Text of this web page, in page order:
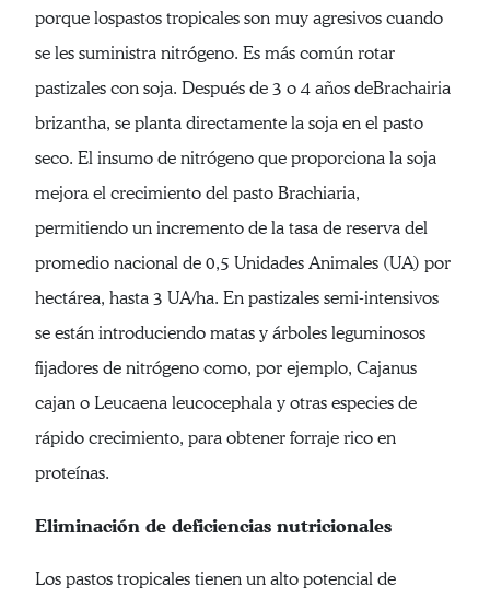
porque lospastos tropicales son muy agresivos cuando
se les suministra nitrógeno. Es más común rotar
pastizales con soja. Después de 3 o 4 años deBrachairia
brizantha, se planta directamente la soja en el pasto
seco. El insumo de nitrógeno que proporciona la soja
mejora el crecimiento del pasto Brachiaria,
permitiendo un incremento de la tasa de reserva del
promedio nacional de 0,5 Unidades Animales (UA) por
hectárea, hasta 3 UA/ha. En pastizales semi-intensivos
se están introduciendo matas y árboles leguminosos
fijadores de nitrógeno como, por ejemplo, Cajanus
cajan o Leucaena leucocephala y otras especies de
rápido crecimiento, para obtener forraje rico en
proteínas.
Eliminación de deficiencias nutricionales
Los pastos tropicales tienen un alto potencial de